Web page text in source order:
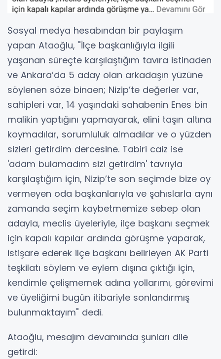
Sosyal medya hesabından bir paylaşım
yapan Ataoğlu, "İlçe başkanlığıyla ilgili
yaşanan süreçte karşılaştığım tavıra istinaden
ve Ankara’da 5 aday olan arkadaşın yüzüne
söylenen söze binaen; Nizip’te değerler var,
sahipleri var, 14 yaşındaki sahabenin Enes bin
malikin yaptığını yapmayarak, elini taşın altına
koymadılar, sorumluluk almadılar ve o yüzden
sizleri getirdim dercesine. Tabiri caiz ise
'adam bulamadım sizi getirdim' tavrıyla
karşılaştığım için, Nizip’te son seçimde bize oy
vermeyen oda başkanlarıyla ve şahıslarla aynı
zamanda seçim kaybetmemize sebep olan
adayla, meclis üyeleriyle, ilçe başkanı seçmek
için kapalı kapılar ardında görüşme yaparak,
istişare ederek ilçe başkanı belirleyen AK Parti
teşkilatı söylem ve eylem dışına çıktığı için,
kendimle çelişmemek adına yollarımı, görevimi
ve üyeliğimi bugün itibariyle sonlandırmış
bulunmaktayım" dedi.
Ataoğlu, mesajım devamında şunları dile
getirdi: